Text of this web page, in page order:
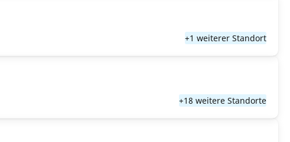
+1 weiterer Standort
+18 weitere Standorte